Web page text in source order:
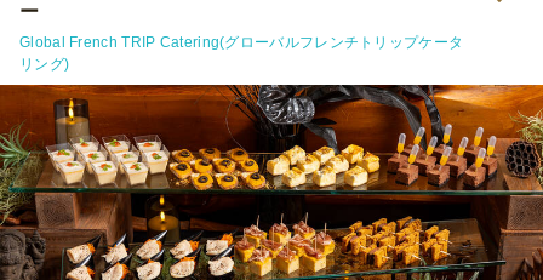
ー
Global French TRIP Catering(グローバルフレンチトリップケータ
リング)